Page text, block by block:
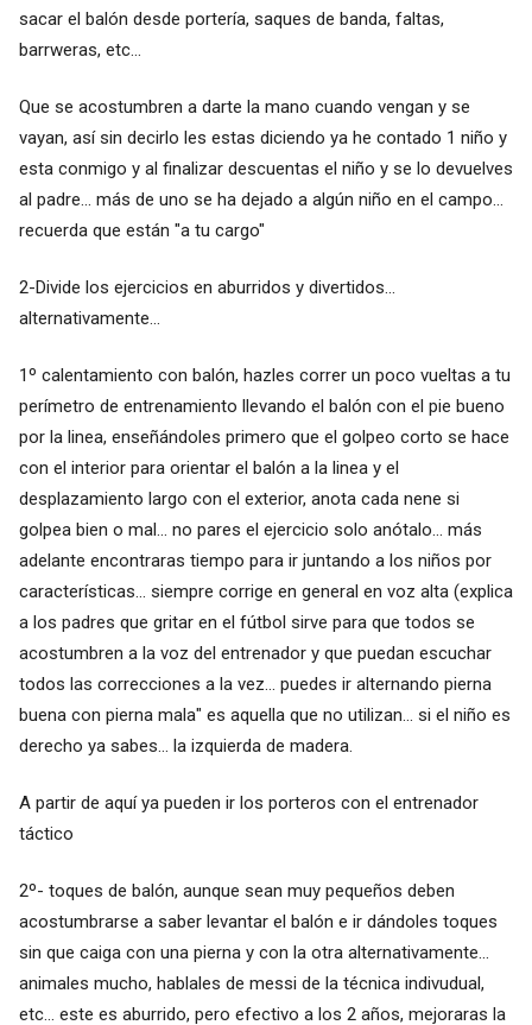
sacar el balón desde portería, saques de banda, faltas,
barrweras, etc...
Que se acostumbren a darte la mano cuando vengan y se
vayan, así sin decirlo les estas diciendo ya he contado 1 niño y
esta conmigo y al finalizar descuentas el niño y se lo devuelves
al padre... más de uno se ha dejado a algún niño en el campo...
recuerda que están "a tu cargo"
2-Divide los ejercicios en aburridos y divertidos...
alternativamente...
1º calentamiento con balón, hazles correr un poco vueltas a tu
perímetro de entrenamiento llevando el balón con el pie bueno
por la linea, enseñándoles primero que el golpeo corto se hace
con el interior para orientar el balón a la linea y el
desplazamiento largo con el exterior, anota cada nene si
golpea bien o mal... no pares el ejercicio solo anótalo... más
adelante encontraras tiempo para ir juntando a los niños por
características... siempre corrige en general en voz alta (explica
a los padres que gritar en el fútbol sirve para que todos se
acostumbren a la voz del entrenador y que puedan escuchar
todos las correcciones a la vez... puedes ir alternando pierna
buena con pierna mala" es aquella que no utilizan... si el niño es
derecho ya sabes... la izquierda de madera.
A partir de aquí ya pueden ir los porteros con el entrenador
táctico
2º- toques de balón, aunque sean muy pequeños deben
acostumbrarse a saber levantar el balón e ir dándoles toques
sin que caiga con una pierna y con la otra alternativamente...
animales mucho, hablales de messi de la técnica indivudual,
etc... este es aburrido, pero efectivo a los 2 años, mejoraras la